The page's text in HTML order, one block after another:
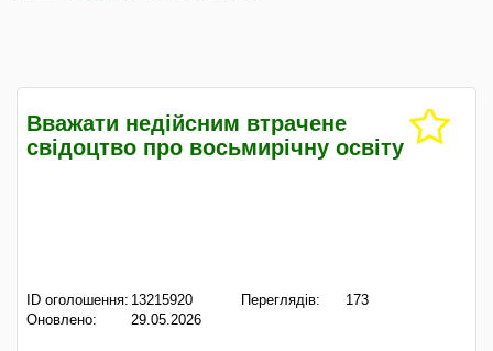
Вважати недійсним втрачене
свідоцтво про восьмирічну освіту
ID оголошення: 13215920
Оновлено:
29.05.2026
Переглядів: 173